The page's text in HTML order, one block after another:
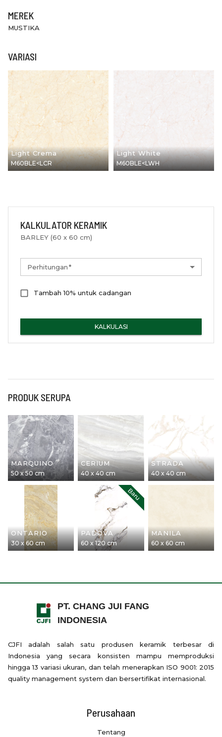
MEREK
MUSTIKA
VARIASI
Light Crema
M60BLE<LCR
Light White
M60BLE<LWH
KALKULATOR KERAMIK
BARLEY (60 x 60 cm)
Perhitungan*
Tambah 10% untuk cadangan
KALKULASI
PRODUK SERUPA
MARQUINO
50 x 50 cm
CERIUM
40 x 40 cm
STRADA
40 x 40 cm
ONTARIO
30 x 60 cm
Baru
PADOVA
60 x 120 cm
MANILA
60 x 60 cm
PT. CHANG JUI FANG
INDONESIA
CJFI adalah salah satu produsen keramik terbesar di
Indonesia yang secara konsisten mampu memproduksi
hingga 13 variasi ukuran, dan telah menerapkan ISO 9001: 2015
quality management system dan bersertifikat internasional.
Perusahaan
Tentang